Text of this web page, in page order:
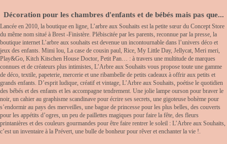
Décoration pour les chambres d'enfants et de bébés mais pas que...
Lancée en 2010, la boutique en ligne, L’arbre aux Souhaits est la petite sœur du Concept Store
du même nom situé à Brest -Finistère. Plébiscitée par les parents, reconnue par la presse, la
boutique internet L’arbre aux souhaits est devenue un incontournable dans l’univers déco et
jeux des enfants. Mimi lou, La case de cousin paul, Rice, My Little Day, Jellycat, Meri meri,
Play&Go, Kitch Kitschen House Doctor, Petit Pan… : à travers une multitude de marques
connues et de créateurs plus intimistes, L’Arbre aux Souhaits vous propose toute une gamme
de déco, textile, papeterie, mercerie et une ribambelle de petits cadeaux à offrir aux petits et
grands enfants. D’esprit ludique, créatif et vintage, L’Arbre aux Souhaits, poétise le quotidien
des bébés et des enfants et les accompagne tendrement. Une jolie lampe ourson pour braver le
noir, un cahier au graphisme scandinave pour écrire ses secrets, une gigoteuse bohème pour
s’endormir au pays des merveilles, une bague de princesse pour les plus belles, des couverts
pour les appétits d’ogres, un peu de paillettes magiques pour faire la fête, des fleurs
printanières et des couleurs gourmandes pour être faire rentrer le soleil : L’Arbre aux Souhaits,
c’est un inventaire à la Prévert, une bulle de bonheur pour rêver et enchanter la vie !.